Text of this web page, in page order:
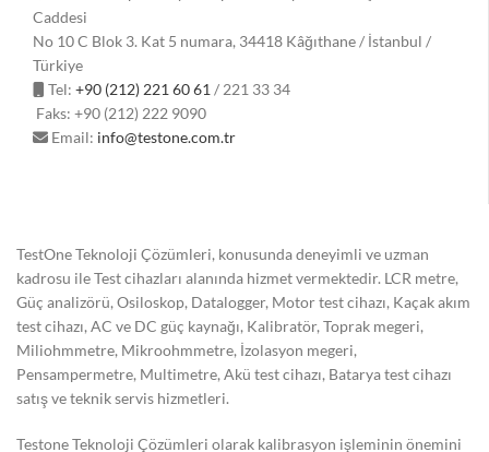
Caddesi
No 10 C Blok 3. Kat 5 numara, 34418 Kâğıthane / İstanbul /
Türkiye
Tel: +90 (212) 221 60 61 / 221 33 34
Faks: +90 (212) 222 9090
Email: info@testone.com.tr
TestOne Teknoloji Çözümleri, konusunda deneyimli ve uzman
kadrosu ile Test cihazları alanında hizmet vermektedir. LCR metre,
Güç analizörü, Osiloskop, Datalogger, Motor test cihazı, Kaçak akım
test cihazı, AC ve DC güç kaynağı, Kalibratör, Toprak megeri,
Miliohmmetre, Mikroohmmetre, İzolasyon megeri,
Pensampermetre, Multimetre, Akü test cihazı, Batarya test cihazı
satış ve teknik servis hizmetleri.
Testone Teknoloji Çözümleri olarak kalibrasyon işleminin önemini